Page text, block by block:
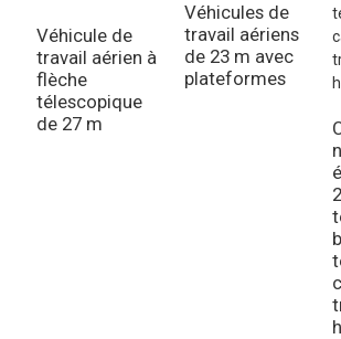
Véhicule de
travail aérien à
flèche
télescopique
de 27 m
Véhicules de
travail aériens
de 23 m avec
plateformes